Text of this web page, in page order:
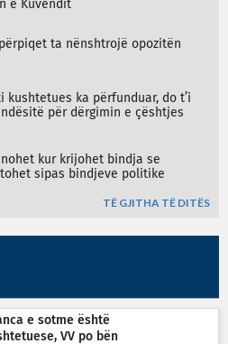
e Kuvendit
ta nënshtrojë opozitën
kushtetues ka përfunduar, do t’i
për dërgimin e çështjes
kur krijohet bindja se
sipas bindjeve politike
TË GJITHA TË DITËS
e sotme është
VV po bën